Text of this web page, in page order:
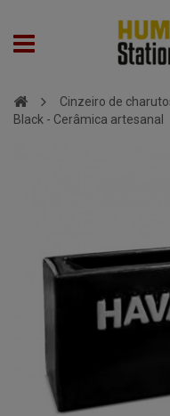
Cinzeiro de
Black - Cerâmica artesanal